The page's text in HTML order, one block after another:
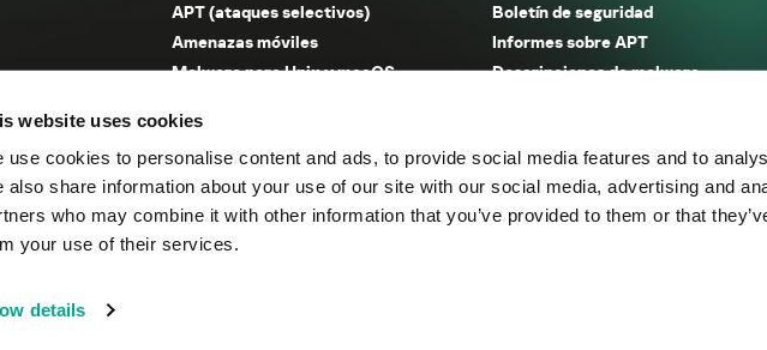
website uses cookies
use cookies to personalise content and ads, to provide social media features and to
also share information about your use of our site with our social media, advertising and
who may combine it with other information that you’ve provided to them or that
your use of their services.
details
APT (ataques selectivos)
Amenazas móviles
Malware para Unix y macOS
Entorno seguro (IoT)
Amenazas financieras
Amenazas industriales
Spam y phishing
Boletín de seguridad
Informes sobre APT
Descripciones de malware
Informes sobre spam y phishing
Publicaciones
Incidentes
Todos los derechos reservados.